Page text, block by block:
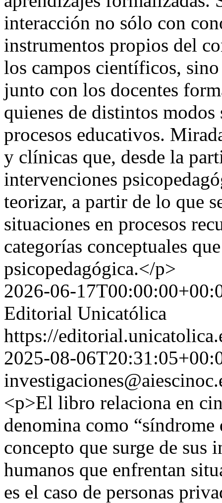
interacción no sólo con
instrumentos propios del
los campos científicos,
junto con los docentes
quienes de distintos
procesos educativos.
y clínicas que, desde la
intervenciones
teorizar, a partir de lo que
situaciones en procesos
categorías conceptuales
psicopedagógica.</p>
2026-06-
Editorial Unicatólica
https://
2025-08-
<p>El libro relaciona en
denomina como
concepto que surge de sus
humanos que enfrentan
es el caso de personas